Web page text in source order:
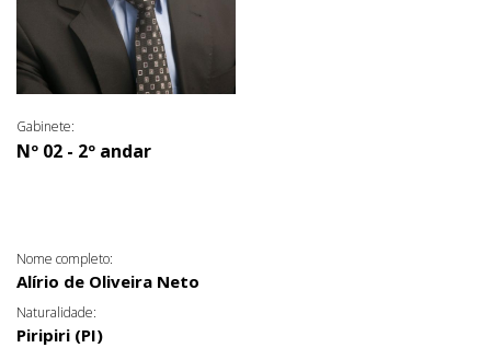
Gabinete:
Nº 02 - 2º andar
Nome completo:
Alírio de Oliveira Neto
Naturalidade:
Piripiri (PI)